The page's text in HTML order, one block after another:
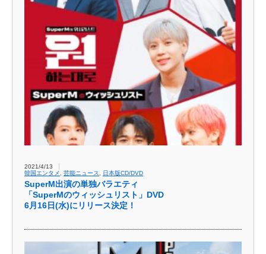
2021/4/13
韓国エンタメ
芸能ニュース 日本版CD/DVD
SuperM出演の単独バラエティ
「SuperMのウィッシュリスト」DVD
6月16日(水)にリリース決定！